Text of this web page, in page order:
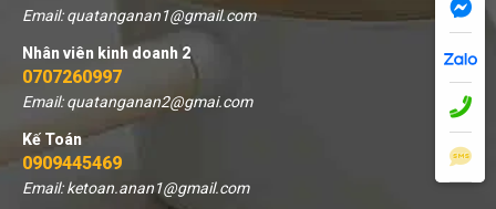
Email: quatanganan1@gmail.com
Nhân viên kinh doanh 2
0707260997
Email: quatanganan2@gmai.com
Kế Toán
0909445469
Email: ketoan.anan1@gmail.com